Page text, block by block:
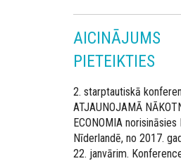
AICINĀJUMS
PIETEIKTIES
2. starptautiskā
ATJAUNOJAMĀ
ECONOMIA norisināsies
Nīderlandē, no 2017.
22. janvārim.